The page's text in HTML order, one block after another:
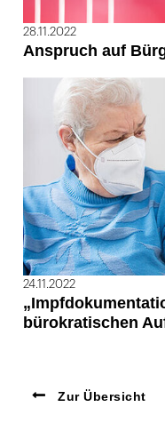
28.11.2022
Anspruch auf
24.11.2022
bürokratischen
Zur Übersicht